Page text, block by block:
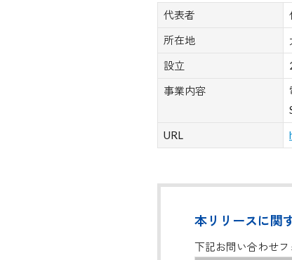
代表者
所在地
設立
事業内容
URL
本リリースに関
下記お問い合わせフ